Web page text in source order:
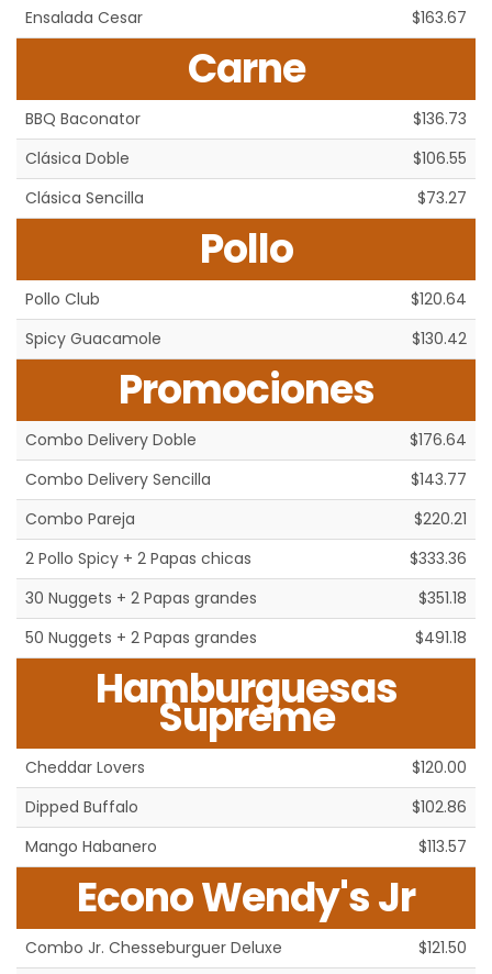
Ensalada Cesar
$163.67
Carne
BBQ Baconator
$136.73
Clásica Doble
$106.55
Clásica Sencilla
$73.27
Pollo
Pollo Club
$120.64
Spicy Guacamole
$130.42
Promociones
Combo Delivery Doble
$176.64
Combo Delivery Sencilla
$143.77
Combo Pareja
$220.21
2 Pollo Spicy + 2 Papas chicas
$333.36
30 Nuggets + 2 Papas grandes
$351.18
50 Nuggets + 2 Papas grandes
$491.18
Hamburguesas
Supreme
Cheddar Lovers
$120.00
Dipped Buffalo
$102.86
Mango Habanero
$113.57
Econo Wendy's Jr
Combo Jr. Chesseburguer Deluxe
$121.50